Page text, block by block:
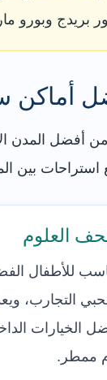
بريدج وبورو
أماكن
أفضل المدن
بين
العلوم
للأطفال
التجارب،
الخيارات
ممطر.